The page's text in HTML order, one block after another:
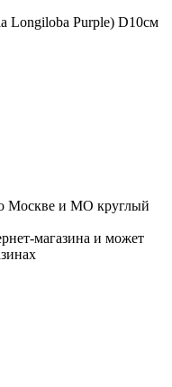
Longiloba Purple) D10см
Москве и МО круглый
магазина и может